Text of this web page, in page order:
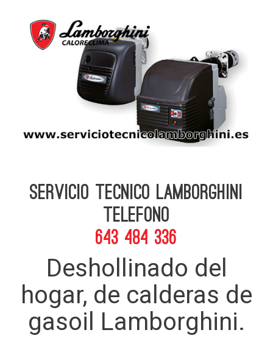
Servicio Tecnico Lamborghini
telefono
643 484 336
Deshollinado del
hogar, de calderas de
gasoil Lamborghini.